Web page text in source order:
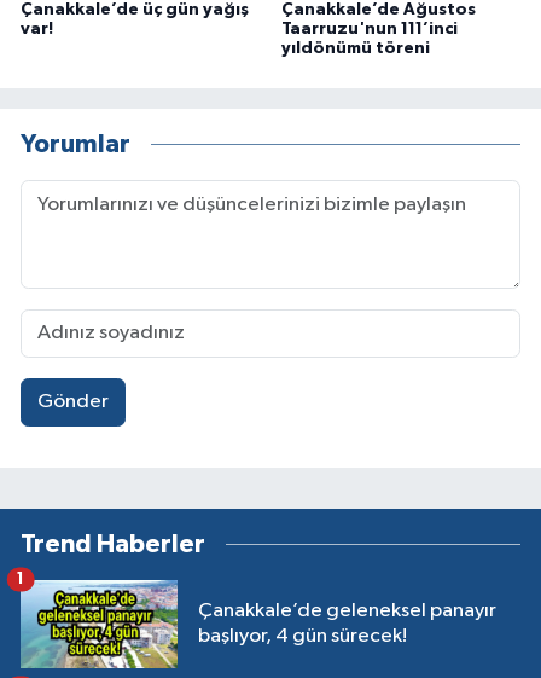
Çanakkale’de üç gün yağış
var!
Çanakkale’de Ağustos
Taarruzu'nun 111’inci
yıldönümü töreni
Yorumlar
Gönder
Trend Haberler
Çanakkale’de geleneksel panayır
başlıyor, 4 gün sürecek!
1